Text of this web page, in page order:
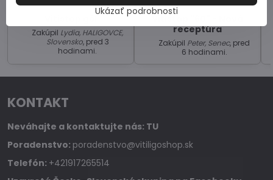
Zakúpil Lydia, HALIGOVCE,
Slovensko, pred 3
hodinami.
receptúra
Zakúpil Peter, Senec, pred
6 hodinami.
KONTAKT
Neváhajte a kontaktujte nás: TU
Poradenstvo: poradenstvo@vitiligoshop.sk
Telefón: +421917265514
Ukázať podrobnosti